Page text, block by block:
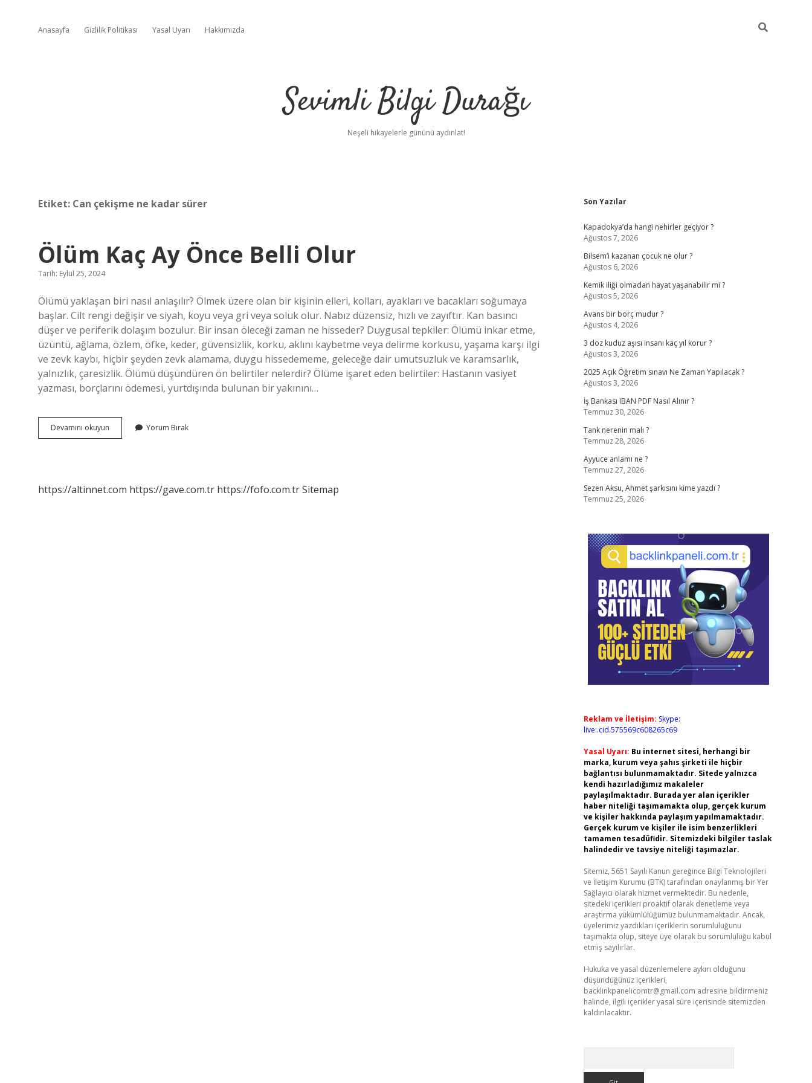
Anasayfa Gizlilik Politikası Yasal Uyarı Hakkımızda
Sevimli Bilgi Durağı
Neşeli hikayelerle gününü aydınlat!
Etiket: Can çekişme ne kadar sürer
Ölüm Kaç Ay Önce Belli Olur
Tarih: Eylül 25, 2024
Ölümü yaklaşan biri nasıl anlaşılır? Ölmek üzere olan bir kişinin elleri, kolları, ayakları ve bacakları soğumaya
başlar. Cilt rengi değişir ve siyah, koyu veya gri veya soluk olur. Nabız düzensiz, hızlı ve zayıftır. Kan basıncı
düşer ve periferik dolaşım bozulur. Bir insan öleceği zaman ne hisseder? Duygusal tepkiler: Ölümü inkar etme,
üzüntü, ağlama, özlem, öfke, keder, güvensizlik, korku, aklını kaybetme veya delirme korkusu, yaşama karşı ilgi
ve zevk kaybı, hiçbir şeyden zevk alamama, duygu hissedememe, geleceğe dair umutsuzluk ve karamsarlık,
yalnızlık, çaresizlik. Ölümü düşündüren ön belirtiler nelerdir? Ölüme işaret eden belirtiler: Hastanın vasiyet
yazması, borçlarını ödemesi, yurtdışında bulunan bir yakınını…
Devamını okuyun
Kaç
Yorum Bırak
https://altinnet.com https://gave.com.tr https://fofo.com.trSitemap
Sidebar
Son Yazılar
Kapadokya’da hangi nehirler geçiyor ?
Ağustos 7, 2026
Bilsem’i kazanan çocuk ne olur ?
Ağustos 6, 2026
Kemik iliği olmadan hayat yaşanabilir mi ?
Ağustos 5, 2026
Avans bir borç mudur ?
Ağustos 4, 2026
3 doz kuduz aşısı insanı kaç yıl korur ?
Ağustos 3, 2026
2025 Açık Öğretim sınavı Ne Zaman Yapılacak ?
Ağustos 3, 2026
İş Bankası IBAN PDF Nasıl Alınır ?
Temmuz 30, 2026
Tank nerenin malı ?
Temmuz 28, 2026
Ayyuce anlamı ne ?
Temmuz 27, 2026
Sezen Aksu, Ahmet şarkısını kime yazdı ?
Temmuz 25, 2026
Reklam ve İletişim: Skype:
live:.cid.575569c608265c69
Yasal Uyarı: Bu internet sitesi, herhangi bir
marka, kurum veya şahıs şirketi ile hiçbir
bağlantısı bulunmamaktadır. Sitede yalnızca
kendi hazırladığımız makaleler
paylaşılmaktadır. Burada yer alan içerikler
haber niteliği taşımamakta olup, gerçek kurum
ve kişiler hakkında paylaşım yapılmamaktadır.
Gerçek kurum ve kişiler ile isim benzerlikleri
tamamen tesadüfidir. Sitemizdeki bilgiler taslak
halindedir ve tavsiye niteliği taşımazlar.
Sitemiz, 5651 Sayılı Kanun gereğince Bilgi Teknolojileri
ve İletişim Kurumu (BTK) tarafından onaylanmış bir Yer
Sağlayıcı olarak hizmet vermektedir. Bu nedenle,
sitedeki içerikleri proaktif olarak denetleme veya
araştırma yükümlülüğümüz bulunmamaktadır. Ancak,
üyelerimiz yazdıkları içeriklerin sorumluluğunu
taşımakta olup, siteye üye olarak bu sorumluluğu kabul
etmiş sayılırlar.
Hukuka ve yasal düzenlemelere aykırı olduğunu
düşündüğünüz içerikleri,
backlinkpanelicomtr@gmail.com adresine bildirmeniz
halinde, ilgili içerikler yasal süre içerisinde sitemizden
kaldırılacaktır.